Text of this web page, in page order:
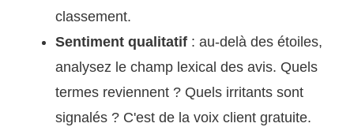
classement.
Sentiment qualitatif : au-delà des étoiles,
analysez le champ lexical des avis. Quels
termes reviennent ? Quels irritants sont
signalés ? C'est de la voix client gratuite.